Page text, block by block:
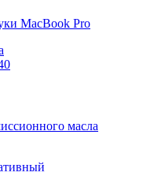
MacBook Pro
масла